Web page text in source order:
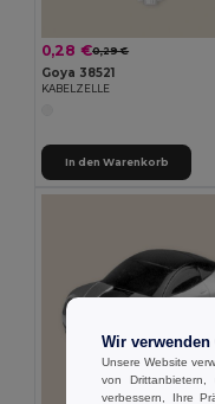
0,28 €0,29 €
Goya 38521
KABELZELLE
In den Warenkorb
Wir verwenden
Unsere Website
von
verbessern, Ihre